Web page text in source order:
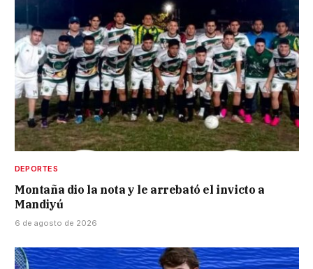
DEPORTES
Montaña dio la nota y le arrebató el invicto a
Mandiyú
6 de agosto de 2026